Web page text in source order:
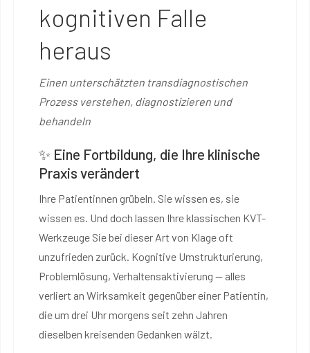
kognitiven Falle
heraus
Einen unterschätzten transdiagnostischen
Prozess verstehen, diagnostizieren und
behandeln
✨ Eine Fortbildung, die Ihre klinische
Praxis verändert
Ihre Patientinnen grübeln. Sie wissen es, sie
wissen es. Und doch lassen Ihre klassischen KVT-
Werkzeuge Sie bei dieser Art von Klage oft
unzufrieden zurück. Kognitive Umstrukturierung,
Problemlösung, Verhaltensaktivierung — alles
verliert an Wirksamkeit gegenüber einer Patientin,
die um drei Uhr morgens seit zehn Jahren
dieselben kreisenden Gedanken wälzt.